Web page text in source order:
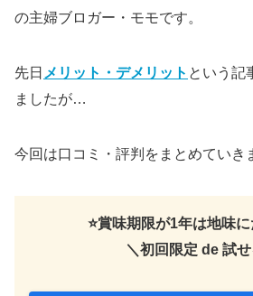
の主婦ブロガー・モモです。
先日 メリット・デメリット という記
ましたが…
今回は口コミ・評判をまとめていき
⭐️賞味期限が1年は地味に
＼初回限定 de 試せ